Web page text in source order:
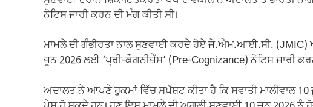
ਨੋਟਿਸ ਜਾਰੀ ਕਰਨ ਦੀ ਮੰਗ ਕੀਤੀ ਸੀ।
ਮਾਮਲੇ ਦੀ ਗੰਭੀਰਤਾ ਨਾਲ ਸੁਣਵਾਈ ਕਰਦੇ ਹੋਏ ਜੇ.ਐਮ.ਆਈ.ਸੀ. (JMIC)
ਜੂਨ 2026 ਲਈ ‘ਪ੍ਰੀ-ਕੌਗਨੀਜ਼ੈਂਸ’ (Pre-Cognizance) ਨੋਟਿਸ ਜਾਰੀ
ਅਦਾਲਤ ਨੇ ਆਪਣੇ ਹੁਕਮਾਂ ਵਿੱਚ ਸਪੱਸ਼ਟ ਕੀਤਾ ਹੈ ਕਿ ਸਵਾਤੀ ਮਾਲੀਵਾਲ